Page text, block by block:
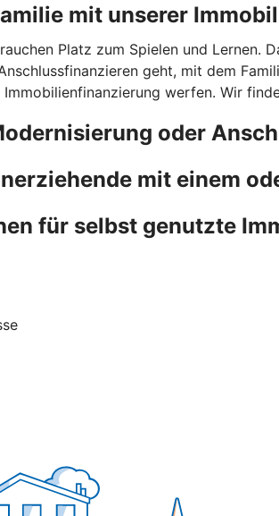
mit unserer
Platz zum Spielen und Lernen.
geht, mit dem
werfen. Wir
oder
mit einem
für selbst genutzte